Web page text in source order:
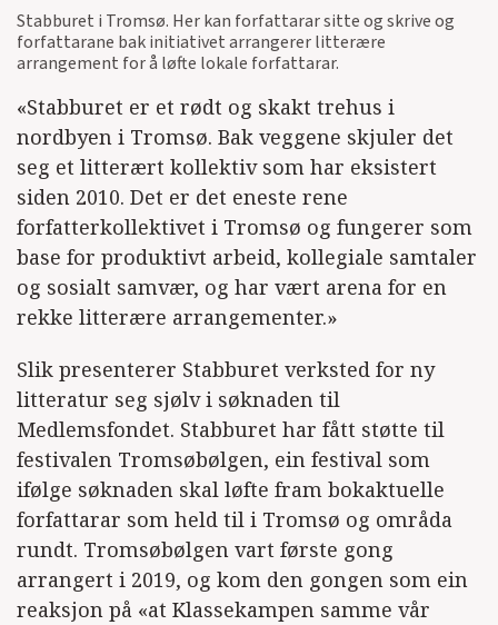
Stabburet i Tromsø. Her kan forfattarar sitte og skrive og
forfattarane bak initiativet arrangerer litterære
arrangement for å løfte lokale forfattarar.
«Stabburet er et rødt og skakt trehus i
nordbyen i Tromsø. Bak veggene skjuler det
seg et litterært kollektiv som har eksistert
siden 2010. Det er det eneste rene
forfatterkollektivet i Tromsø og fungerer som
base for produktivt arbeid, kollegiale samtaler
og sosialt samvær, og har vært arena for en
rekke litterære arrangementer.»
Slik presenterer Stabburet verksted for ny
litteratur seg sjølv i søknaden til
Medlemsfondet. Stabburet har fått støtte til
festivalen Tromsøbølgen, ein festival som
ifølge søknaden skal løfte fram bokaktuelle
forfattarar som held til i Tromsø og områda
rundt. Tromsøbølgen vart første gong
arrangert i 2019, og kom den gongen som ein
reaksjon på «at Klassekampen samme vår